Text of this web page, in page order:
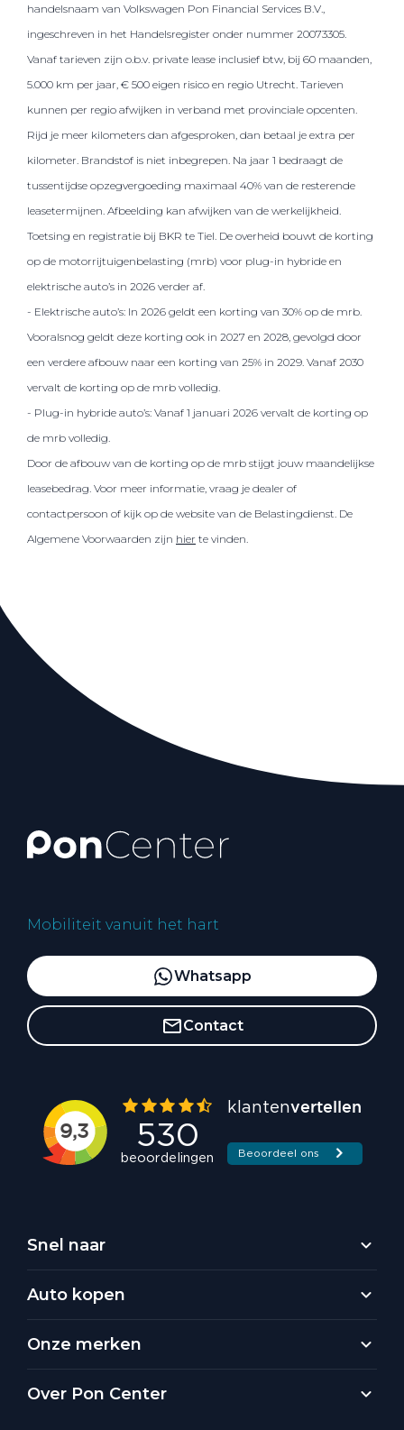
handelsnaam van Volkswagen Pon Financial Services B.V.,
ingeschreven in het Handelsregister onder nummer 20073305.
Vanaf tarieven zijn o.b.v. private lease inclusief btw, bij 60 maanden,
5.000 km per jaar, € 500 eigen risico en regio Utrecht. Tarieven
kunnen per regio afwijken in verband met provinciale opcenten.
Rijd je meer kilometers dan afgesproken, dan betaal je extra per
kilometer. Brandstof is niet inbegrepen. Na jaar 1 bedraagt de
tussentijdse opzegvergoeding maximaal 40% van de resterende
leasetermijnen. Afbeelding kan afwijken van de werkelijkheid.
Toetsing en registratie bij BKR te Tiel. De overheid bouwt de korting
op de motorrijtuigenbelasting (mrb) voor plug-in hybride en
elektrische auto’s in 2026 verder af.
- Elektrische auto’s: In 2026 geldt een korting van 30% op de mrb.
Vooralsnog geldt deze korting ook in 2027 en 2028, gevolgd door
een verdere afbouw naar een korting van 25% in 2029. Vanaf 2030
vervalt de korting op de mrb volledig.
- Plug-in hybride auto’s: Vanaf 1 januari 2026 vervalt de korting op
de mrb volledig.
Door de afbouw van de korting op de mrb stijgt jouw maandelijkse
leasebedrag. Voor meer informatie, vraag je dealer of
contactpersoon of kijk op de website van de Belastingdienst. De
Algemene Voorwaarden zijn hier te vinden.
Mobiliteit vanuit het hart
Whatsapp
Contact
Snel naar
Auto kopen
Onze merken
Over Pon Center